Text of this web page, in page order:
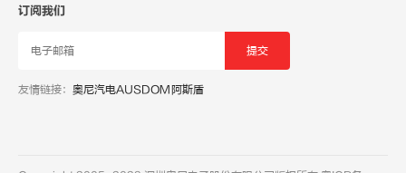
订阅我们
友情链接： 奥尼汽电AUSDOM阿斯盾